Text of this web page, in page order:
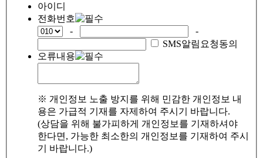
아이디
전화번호
-
-
SMS알림요청동의
오류내용
※ 개인정보 노출 방지를 위해 민감한 개인정보 내
용은 가급적 기재를 자제하여 주시기 바랍니다.
(상담을 위해 불가피하게 개인정보를 기재하셔야
한다면, 가능한 최소한의 개인정보를 기재하여 주시
기 바랍니다.)